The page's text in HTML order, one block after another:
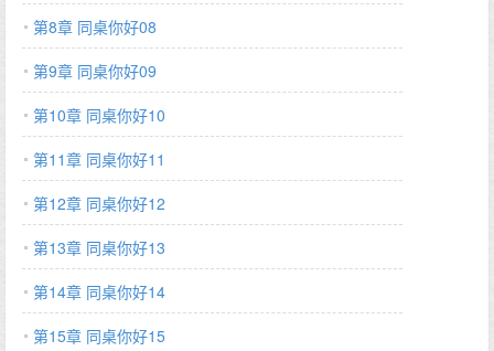
道：别动，老师说了，要相亲相爱。 所以，男朋友，亲我一口。 *
双校草双大神 *没错，马甲就是死都要捂住但是最后掉的渣渣也不
剩 *相亲相爱地点不止于床（。 *林灯一（受）喻泽年（攻） *非典
型电竞文，生活为主，电竞为辅，是两位少年一同成长，双向救赎
（谈恋爱呸的故事 *无厘头搞笑沙雕，切莫带入现实，拒绝逻辑
挂，只为换君一笑…
第8章 同桌你好08
第9章 同桌你好09
第10章 同桌你好10
第11章 同桌你好11
第12章 同桌你好12
第13章 同桌你好13
第14章 同桌你好14
第15章 同桌你好15